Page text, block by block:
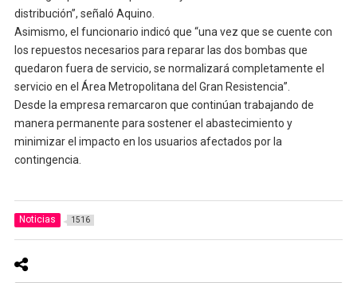
distribución”, señaló Aquino.
Asimismo, el funcionario indicó que “una vez que se cuente con
los repuestos necesarios para reparar las dos bombas que
quedaron fuera de servicio, se normalizará completamente el
servicio en el Área Metropolitana del Gran Resistencia”.
Desde la empresa remarcaron que continúan trabajando de
manera permanente para sostener el abastecimiento y
minimizar el impacto en los usuarios afectados por la
contingencia.
Noticias 1516